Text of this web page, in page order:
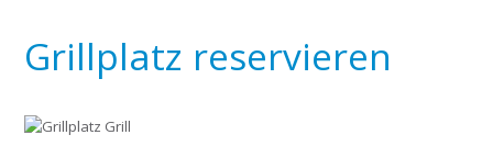
Grillplatz reservieren